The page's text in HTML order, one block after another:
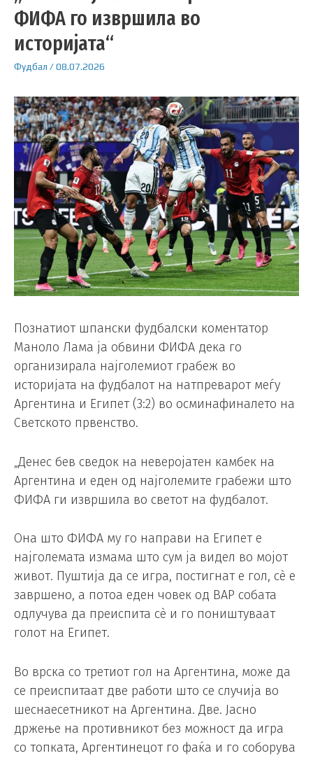
ФИФА го извршила во
историјата“
Фудбал /08.07.2026
Познатиот шпански фудбалски коментатор
Маноло Лама ја обвини ФИФА дека го
организирала најголемиот грабеж во
историјата на фудбалот на натпреварот меѓу
Аргентина и Египет (3:2) во осминафиналето на
Светското првенство.
„Денес бев сведок на неверојатен камбек на
Аргентина и еден од најголемите грабежи што
ФИФА ги извршила во светот на фудбалот.
Она што ФИФА му го направи на Египет е
најголемата измама што сум ја видел во мојот
живот. Пуштија да се игра, постигнат е гол, сè е
завршено, а потоа еден човек од ВАР собата
одлучува да преиспита сè и го поништуваат
голот на Египет.
Во врска со третиот гол на Аргентина, може да
се преиспитаат две работи што се случија во
шеснаесетникот на Аргентина. Две. Јасно
држење на противникот без можност да игра
со топката, Аргентинецот го фаќа и го соборува